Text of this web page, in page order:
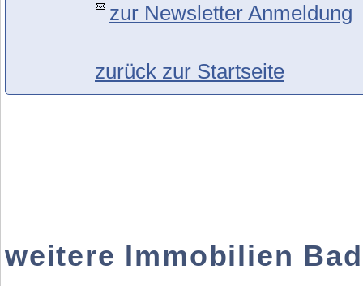
zur Newsletter Anmeldung
zurück zur Startseite
weitere Immobilien